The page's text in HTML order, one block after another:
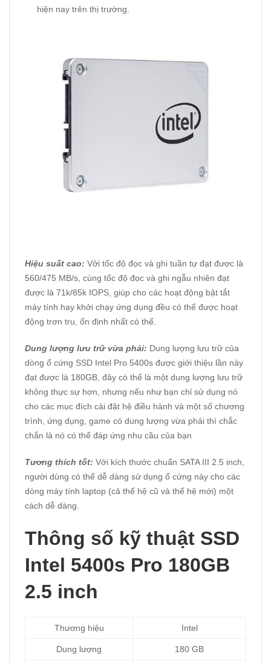
hiện nay trên thị trường.
Hiệu suất cao: Với tốc độ đọc và ghi tuần tự đạt được là
560/475 MB/s, cùng tốc độ đọc và ghi ngẫu nhiên đạt
được là 71k/85k IOPS, giúp cho các hoạt động bật tắt
máy tính hay khởi chạy ứng dụng đều có thể được hoạt
động trơn tru, ổn định nhất có thể.
Dung lượng lưu trữ vừa phải: Dung lượng lưu trữ của
dòng ổ cứng SSD Intel Pro 5400s được giới thiệu lần này
đạt được là 180GB, đây có thể là một dung lượng lưu trữ
không thực sự hơn, nhưng nếu như bạn chỉ sử dụng nó
cho các mục đích cài đặt hệ điều hành và một số chương
trình, ứng dụng, game có dung lượng vừa phải thì chắc
chắn là nó có thể đáp ứng nhu cầu của bạn
Tương thích tốt: Với kích thước chuẩn SATA III 2.5 inch,
người dùng có thể dễ dàng sử dụng ổ cứng này cho các
dòng máy tính laptop (cả thế hệ cũ và thế hệ mới) một
cách dễ dàng.
Thông số kỹ thuật SSD
Intel 5400s Pro 180GB
2.5 inch
Thương hiệu Intel
Dung lượng 180 GB